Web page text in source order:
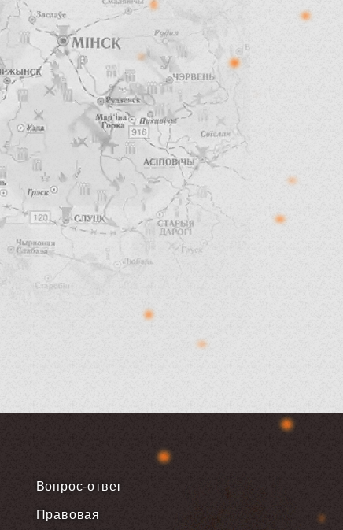
Вопрос-ответ
Правовая